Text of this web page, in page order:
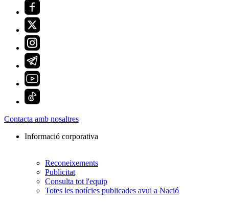
Contacta amb nosaltres
Informació corporativa
Reconeixements
Publicitat
Consulta tot l'equip
Totes les notícies publicades avui a Nació